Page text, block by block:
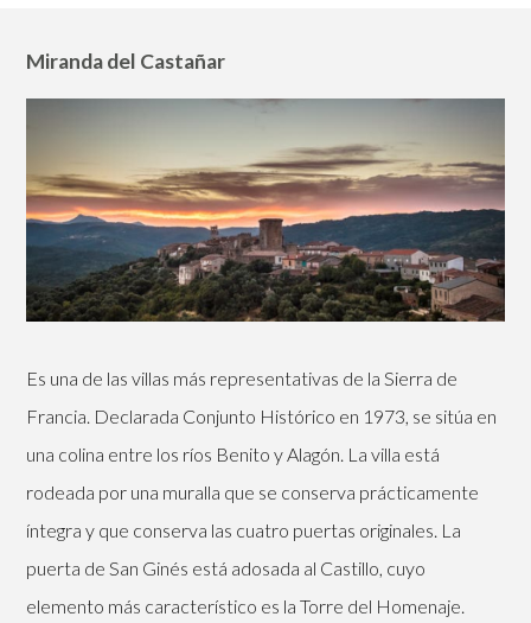
Miranda del Castañar
Es una de las villas más representativas de la Sierra de
Francia. Declarada Conjunto Histórico en 1973, se sitúa en
una colina entre los ríos Benito y Alagón. La villa está
rodeada por una muralla que se conserva prácticamente
íntegra y que conserva las cuatro puertas originales. La
puerta de San Ginés está adosada al Castillo, cuyo
elemento más característico es la Torre del Homenaje.